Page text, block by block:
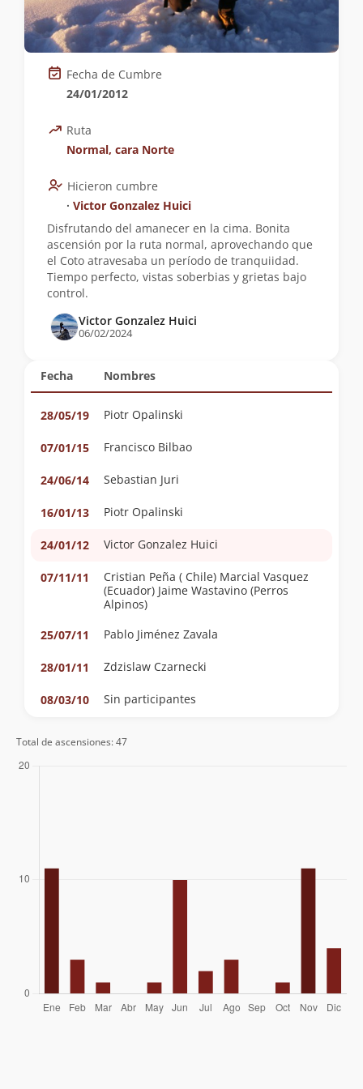
Fecha Nombres
28/05/19 Piotr Opalinski
07/01/15 Francisco Bilbao
24/06/14 Sebastian Juri
16/01/13 Piotr Opalinski
24/01/12 Victor Gonzalez Huici
07/11/11
Cristian Peña ( Chile) Marcial Vasquez
(Ecuador) Jaime Wastavino (Perros
Alpinos)
25/07/11
Pablo Jiménez Zavala
28/01/11 Zdzislaw Czarnecki
08/03/10 Sin participantes
30/01/07 Joaquin Barañao, Ricki Sheldon
30/11/06 Álvaro Vivanco
Fecha de Cumbre
24/01/2012
Ruta
Normal, cara Norte
Hicieron cumbre
∙ Victor Gonzalez Huici
Disfrutando del amanecer en la cima. Bonita
ascensión por la ruta normal, aprovechando que
el Coto atravesaba un período de tranquiidad.
Tiempo perfecto, vistas soberbias y grietas bajo
control.
Victor Gonzalez Huici
06/02/2024
Total de ascensiones: 47